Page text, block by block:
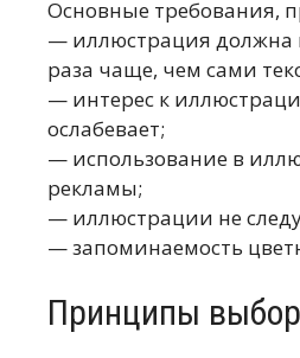
Основные требования,
— иллюстрация должна
раза чаще, чем сами
— интерес к
ослабевает;
— использование в
рекламы;
— иллюстрации не
— запоминаемость
Принципы